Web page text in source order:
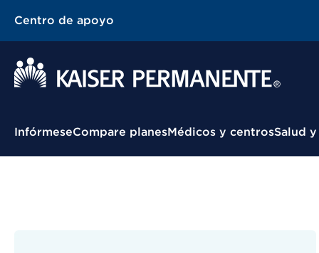
Centro de apoyo
Menú contextual
InfórmeseCompare planesMédicos y centrosSalud